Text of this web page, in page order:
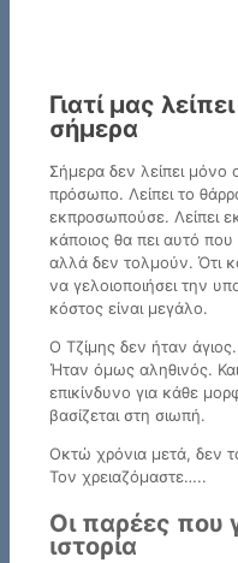
Γιατί μας
σήμερα
Σήμερα δεν λείπει
πρόσωπο. Λείπει το
εκπροσωπούσε. Λείπει
κάποιος θα πει αυτό που
αλλά δεν τολμούν. Ότι
να γελοιοποιήσει την
κόστος είναι μεγάλο.
Ο Τζίμης δεν ήταν
Ήταν όμως αληθινός.
επικίνδυνο για κάθε
βασίζεται στη σιωπή.
Οκτώ χρόνια μετά, δεν
Τον χρειαζόμαστε…..
Οι παρέες που
ιστορία